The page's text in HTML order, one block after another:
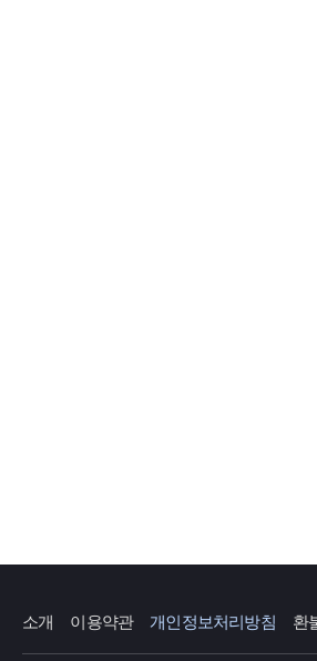
소개 이용약관 개인정보처리방침 환